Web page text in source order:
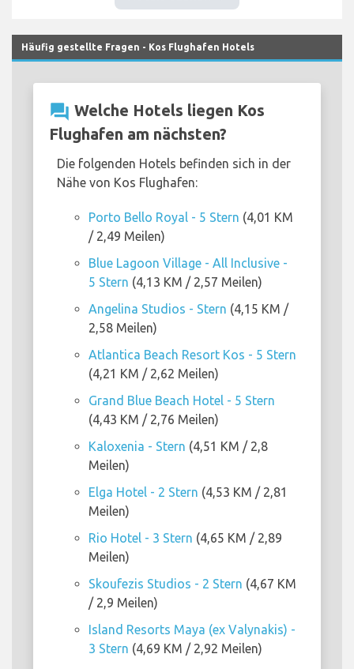
Häufig gestellte Fragen - Kos Flughafen Hotels
question_answer Welche Hotels liegen Kos
Flughafen am nächsten?
Die folgenden Hotels befinden sich in der
Nähe von Kos Flughafen:
Porto Bello Royal - 5 Stern (4,01 KM
/ 2,49 Meilen)
Blue Lagoon Village - All Inclusive -
5 Stern (4,13 KM / 2,57 Meilen)
Angelina Studios - Stern (4,15 KM /
2,58 Meilen)
Atlantica Beach Resort Kos - 5 Stern
(4,21 KM / 2,62 Meilen)
Grand Blue Beach Hotel - 5 Stern
(4,43 KM / 2,76 Meilen)
Kaloxenia - Stern (4,51 KM / 2,8
Meilen)
Elga Hotel - 2 Stern (4,53 KM / 2,81
Meilen)
Rio Hotel - 3 Stern (4,65 KM / 2,89
Meilen)
Skoufezis Studios - 2 Stern (4,67 KM
/ 2,9 Meilen)
Island Resorts Maya (ex Valynakis) -
3 Stern (4,69 KM / 2,92 Meilen)